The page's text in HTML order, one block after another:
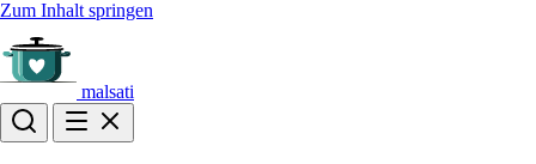
Zum Inhalt springen
malsati